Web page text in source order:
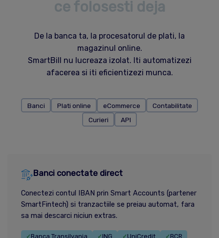
ce folosesti deja
De la banca ta, la procesatorul de plati, la
magazinul online.
SmartBill nu lucreaza izolat. Iti automatizezi
afacerea si iti eficientizezi munca.
Banci Plati online eCommerce
Contabilitate
Curieri
API
Banci conectate direct
Conectezi contul IBAN prin Smart Accounts (partener
SmartFintech) si tranzactiile se preiau automat, fara
sa mai descarci niciun extras.
Banca Transilvania ING UniCredit BCR